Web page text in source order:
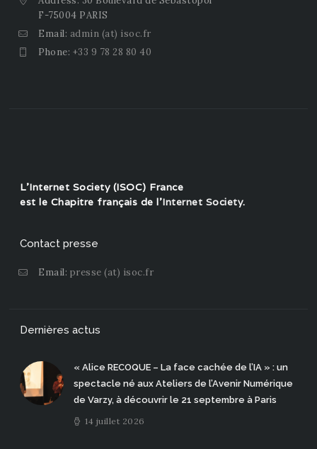
F-75004 PARIS
Email: admin (at) isoc.fr
Phone: +33 9 78 28 80 40
L'Internet Society (ISOC) France
est le Chapitre français de l'Internet Society.
Contact presse
Email: presse (at) isoc.fr
Dernières actus
« Alice RECOQUE – La face cachée de l’IA » : un
spectacle né aux Ateliers de l’Avenir Numérique
de Varzy, à découvrir le 21 septembre à Paris
14 juillet 2026